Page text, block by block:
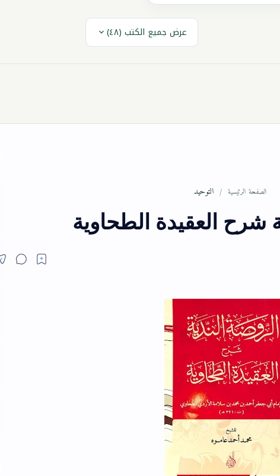
عرض جميع الكتب (٤٨)
الصفحة الرئيسية التوحيد
شرح العقيدة الطحاوية